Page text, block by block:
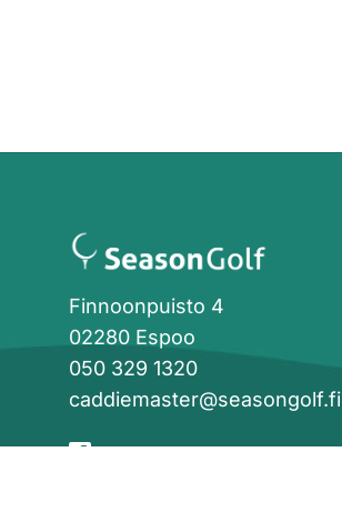
Finnoonpuisto 4
02280 Espoo
050 329 1320
caddiemaster@seasongolf.fi